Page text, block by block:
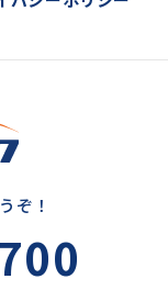
ぞ！